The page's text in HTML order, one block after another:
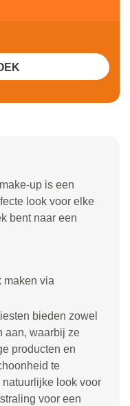
up is een
look voor elke
bent naar een
maken via
bieden zowel
aan, waarbij ze
producten en
te
natuurlijke look voor
voor een